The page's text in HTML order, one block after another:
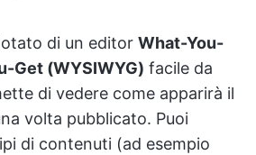
di un editor What-You-
Get (WYSIWYG) facile da
di vedere come apparirà il
volta pubblicato. Puoi
di contenuti (ad esempio